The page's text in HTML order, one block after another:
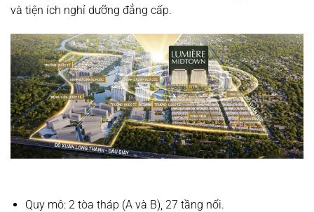
và tiện ích nghỉ dưỡng đẳng cấp.
Quy mô:2 tòa tháp (A và B), 27 tầng nổi.